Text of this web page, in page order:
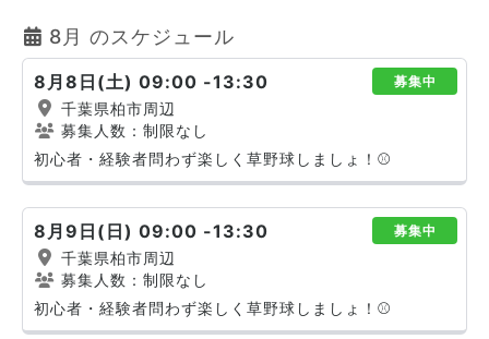
8月 のスケジュール
8月8日(土) 09:00 -13:30 募集中
千葉県柏市周辺
募集人数：制限なし
初心者・経験者問わず楽しく草野球しましょ！⚾️
8月9日(日) 09:00 -13:30 募集中
千葉県柏市周辺
募集人数：制限なし
初心者・経験者問わず楽しく草野球しましょ！⚾️